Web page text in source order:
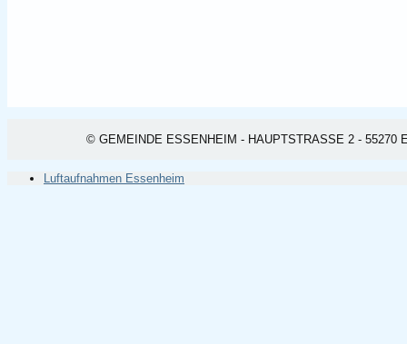
© GEMEINDE ESSENHEIM - HAUPTSTRASSE 2 - 55270
Luftaufnahmen Essenheim